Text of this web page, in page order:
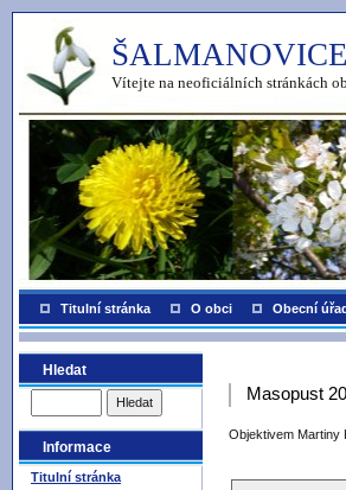
ŠALMANOVICE
Vítejte na neoficiálních stránkách
Titulní stránka O obci Obecní
Hledat
Informace
Titulní stránka
Masopust
Objektivem Martiny